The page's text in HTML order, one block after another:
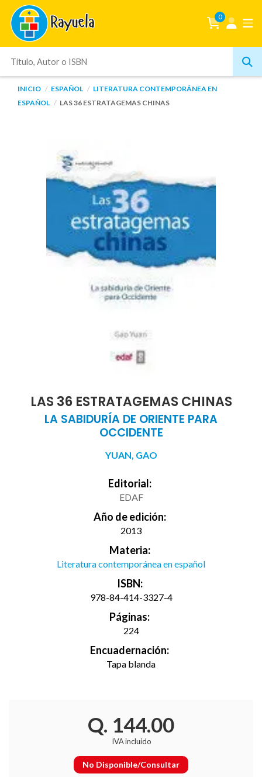
0
INICIO ESPAÑOL
LITERATURA CONTEMPORÁNEA EN
ESPAÑOL
LAS 36 ESTRATAGEMAS CHINAS
LAS 36 ESTRATAGEMAS CHINAS
LA SABIDURÍA DE ORIENTE PARA
OCCIDENTE
YUAN, GAO
Editorial:
EDAF
Año de edición:
2013
Materia:
Literatura contemporánea en español
ISBN:
978-84-414-3327-4
Páginas:
224
Encuadernación:
Tapa blanda
Q. 144.00
IVA incluido
No Disponible/Consultar